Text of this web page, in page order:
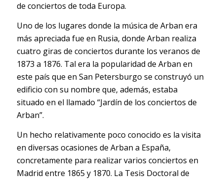
de conciertos de toda Europa.
Uno de los lugares donde la música de Arban era
más apreciada fue en Rusia, donde Arban realiza
cuatro giras de conciertos durante los veranos de
1873 a 1876. Tal era la popularidad de Arban en
este país que en San Petersburgo se construyó un
edificio con su nombre que, además, estaba
situado en el llamado “Jardín de los conciertos de
Arban”.
Un hecho relativamente poco conocido es la visita
en diversas ocasiones de Arban a España,
concretamente para realizar varios conciertos en
Madrid entre 1865 y 1870. La Tesis Doctoral de